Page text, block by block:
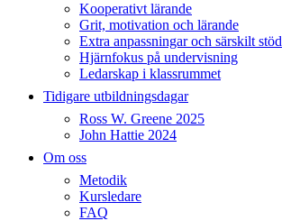
Kooperativt lärande
Grit, motivation och lärande
Extra anpassningar och särskilt stöd
Hjärnfokus på undervisning
Ledarskap i klassrummet
Tidigare utbildningsdagar
Ross W. Greene 2025
John Hattie 2024
Om oss
Metodik
Kursledare
FAQ